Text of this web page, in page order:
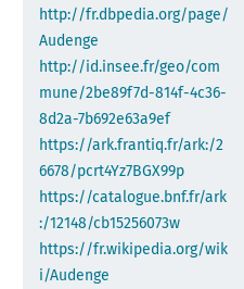
http://fr.dbpedia.org/page/
Audenge
http://id.insee.fr/geo/com
mune/2be89f7d-814f-4c36-
8d2a-7b692e63a9ef
https://ark.frantiq.fr/ark:/2
6678/pcrt4Yz7BGX99p
https://catalogue.bnf.fr/ark
:/12148/cb15256073w
https://fr.wikipedia.org/wik
i/Audenge